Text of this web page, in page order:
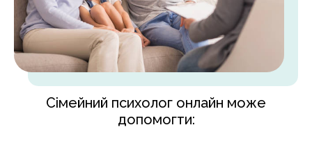
Сімейний психолог онлайн може
допомогти: